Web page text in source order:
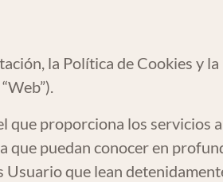
la Política de Cookies y
que proporciona los servicios
puedan conocer en
Usuario que lean